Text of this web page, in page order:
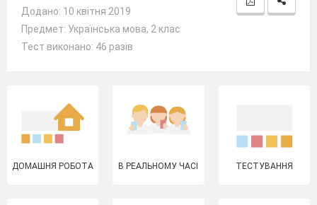
Додано: 10 квітня 2019
Предмет: Українська мова, 2 клас
Тест виконано: 46 разів
ДОМАШНЯ РОБОТА В РЕАЛЬНОМУ ЧАСІ ТЕСТУВАННЯ